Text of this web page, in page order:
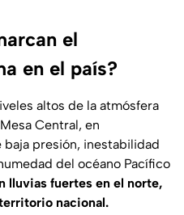
el
en el país?
altos de la atmósfera
Central, en
presión, inestabilidad
del océano Pacífico
lluvias fuertes en el norte,
nacional.